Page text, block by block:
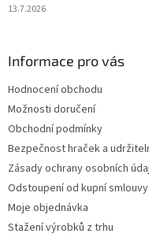
13.7.2026
Informace pro vás
Hodnocení obchodu
Možnosti doručení
Obchodní podmínky
Bezpečnost hraček a
Zásady ochrany osobních
Odstoupení od kupní smlouvy
Moje objednávka
Stažení výrobků z trhu